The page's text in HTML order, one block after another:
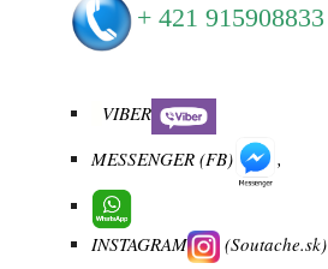
+ 421 915908833
VIBER
MESSENGER (FB)
,
INSTAGRAM (Soutache.sk)